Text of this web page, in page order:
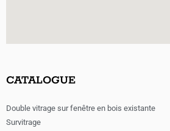
CATALOGUE
Double vitrage sur fenêtre en bois existante
Survitrage